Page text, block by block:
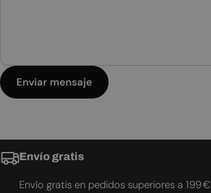
Enviar mensaje
Envío gratis
Envío gratis en pedidos superiores a 199 €